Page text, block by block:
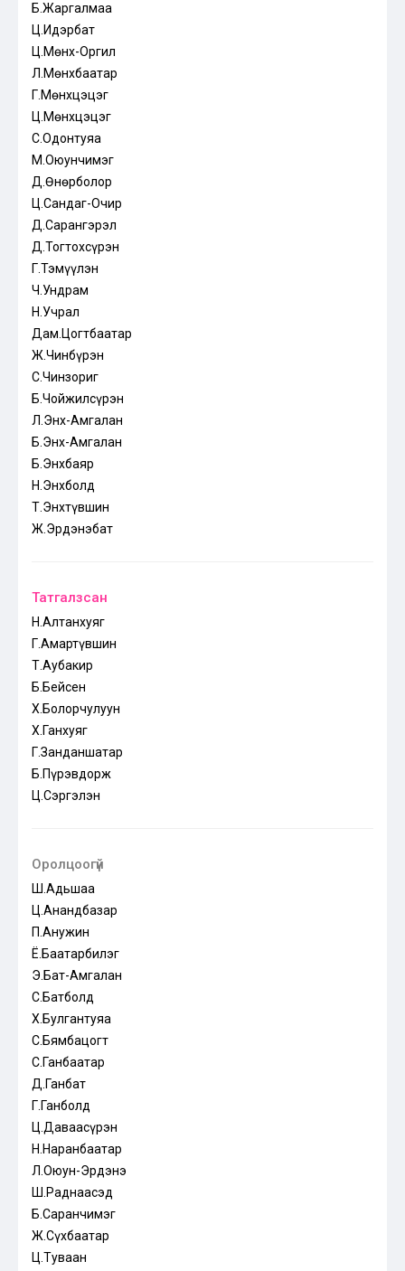
Б.Жаргалмаа
Ц.Идэрбат
Ц.Мөнх-Оргил
Л.Мөнхбаатар
Г.Мөнхцэцэг
Ц.Мөнхцэцэг
С.Одонтуяа
М.Оюунчимэг
Д.Өнөрболор
Ц.Сандаг-Очир
Д.Сарангэрэл
Д.Тогтохсүрэн
Г.Тэмүүлэн
Ч.Ундрам
Н.Учрал
Дам.Цогтбаатар
Ж.Чинбүрэн
С.Чинзориг
Б.Чойжилсүрэн
Л.Энх-Амгалан
Б.Энх-Амгалан
Б.Энхбаяр
Н.Энхболд
Т.Энхтүвшин
Ж.Эрдэнэбат
Татгалзсан
Н.Алтанхуяг
Г.Амартүвшин
Т.Аубакир
Б.Бейсен
Х.Болорчулуун
Х.Ганхуяг
Г.Занданшатар
Б.Пүрэвдорж
Ц.Сэргэлэн
Оролцоогүй
Ш.Адьшаа
Ц.Анандбазар
П.Анужин
Ё.Баатарбилэг
Э.Бат-Амгалан
С.Батболд
Х.Булгантуяа
С.Бямбацогт
С.Ганбаатар
Д.Ганбат
Г.Ганболд
Ц.Даваасүрэн
Н.Наранбаатар
Л.Оюун-Эрдэнэ
Ш.Раднаасэд
Б.Саранчимэг
Ж.Сүхбаатар
Ц.Туваан